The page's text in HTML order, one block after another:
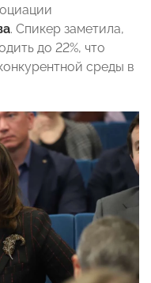
. Спикер заметила,
до 22%, что
среды в